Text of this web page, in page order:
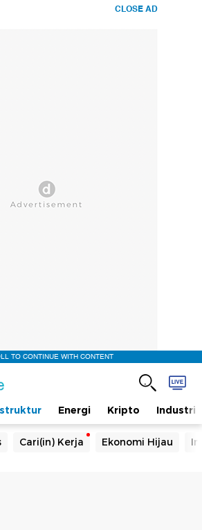
CLOSE AD
TO CONTINUE WITH CONTENT
Energi Kripto Industri
Cari(in) Kerja Ekonomi Hijau